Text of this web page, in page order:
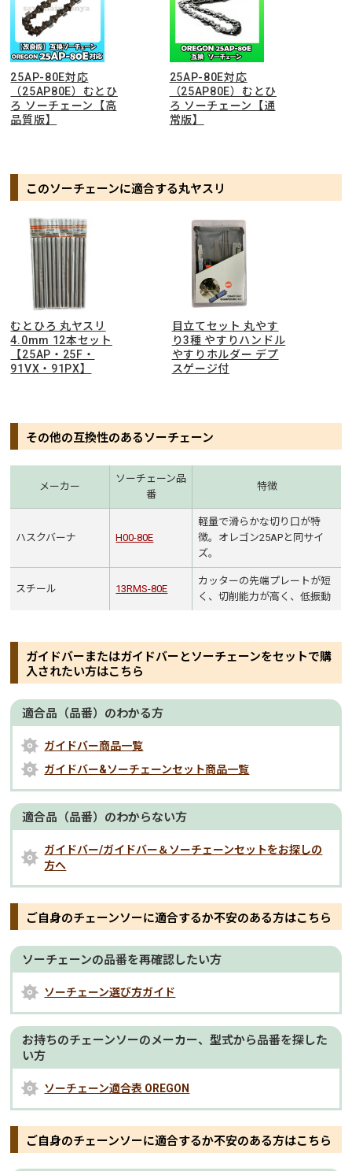
25AP-80E対応
（25AP80E）むとひ
ろ ソーチェーン【高
品質版】
25AP-80E対応
（25AP80E）むとひ
ろ ソーチェーン【通
常版】
このソーチェーンに適合する丸ヤスリ
むとひろ 丸ヤスリ
4.0mm 12本セット
【25AP・25F・
91VX・91PX】
目立てセット 丸やす
り3種 やすりハンドル
やすりホルダー デプ
スゲージ付
その他の互換性のあるソーチェーン
メーカー
ソーチェーン品
番
特徴
ハスクバーナ H00-80E
軽量で滑らかな切り口が特
徴。オレゴン25APと同サイ
ズ。
スチール 13RMS-80E
カッターの先端プレートが短
く、切削能力が高く、低振動
ガイドバーまたはガイドバーとソーチェーンをセットで購
入されたい方はこちら
適合品（品番）のわかる方
ガイドバー商品一覧
ガイドバー&ソーチェーンセット商品一覧
適合品（品番）のわからない方
ガイドバー/ガイドバー＆ソーチェーンセットをお探しの
方へ
ご自身のチェーンソーに適合するか不安のある方はこちら
ソーチェーンの品番を再確認したい方
ソーチェーン選び方ガイド
お持ちのチェーンソーのメーカー、型式から品番を探した
い方
ソーチェーン適合表 OREGON
ご自身のチェーンソーに適合するか不安のある方はこちら